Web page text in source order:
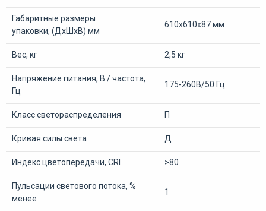
Габаритные размеры
упаковки, (ДхШхВ) мм
610х610х87 мм
Вес, кг 2,5 кг
Напряжение питания, В / частота,
Гц
175-260В/50 Гц
Класс светораспределения П
Кривая силы света Д
Индекс цветопередачи, CRI >80
Пульсации светового потока, %
менее
1